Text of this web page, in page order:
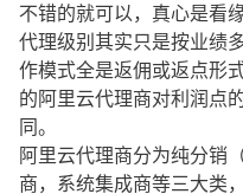
不错的就可以，真心是看
代理级别其实只是按业绩
作模式全是返佣或返点形
的阿里云代理商对利润点
同。
阿里云代理商分为纯分销
商，系统集成商等三大类